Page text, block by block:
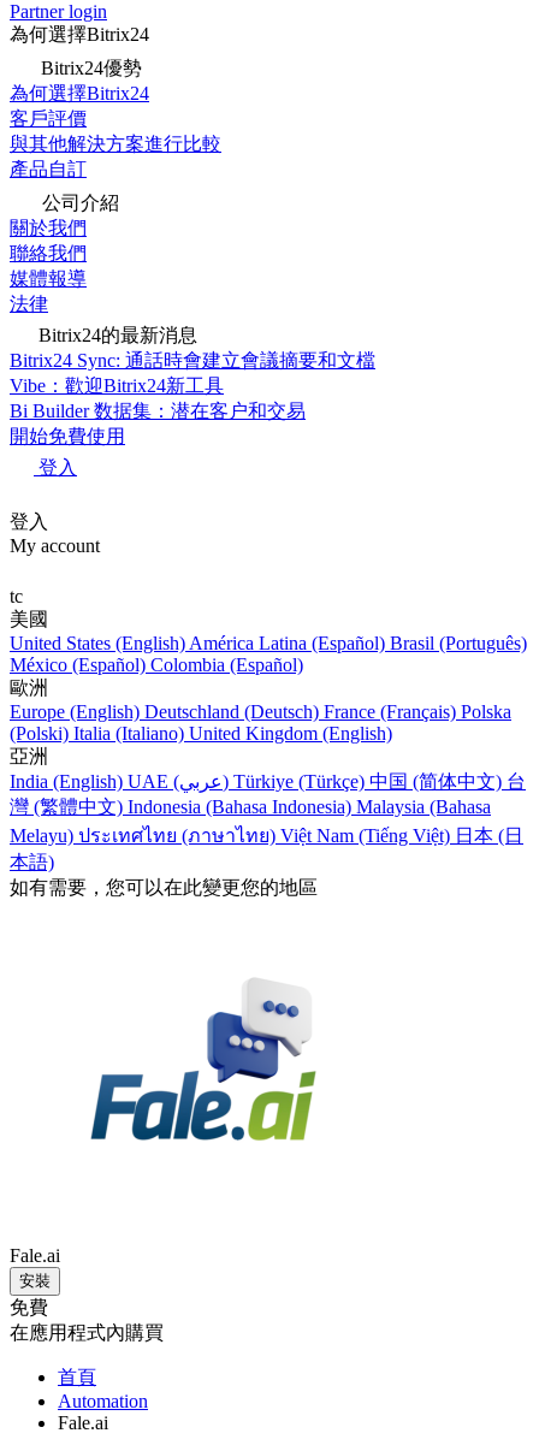
Partner login
為何選擇Bitrix24
Bitrix24優勢
為何選擇Bitrix24
客戶評價
與其他解決方案進行比較
產品自訂
公司介紹
關於我們
聯絡我們
媒體報導
法律
Bitrix24的最新消息
Bitrix24 Sync: 通話時會建立會議摘要和文檔
Vibe：歡迎Bitrix24新工具
Bi Builder 数据集：潜在客户和交易
開始免費使用
登入
登入
My account
tc
美國
United States (English) América Latina (Español) Brasil (Português)
México (Español) Colombia (Español)
歐洲
Europe (English) Deutschland (Deutsch) France (Français) Polska
(Polski) Italia (Italiano) United Kingdom (English)
亞洲
India (English)
UAE (عربي) Türkiye (Türkçe) 中国 (简体中文) 台
灣 (繁體中文) Indonesia (Bahasa Indonesia) Malaysia (Bahasa
Melayu) ประเทศไทย (ภาษาไทย) Việt Nam (Tiếng Việt) 日本 (日
本語)
如有需要，您可以在此變更您的地區
Fale.ai
安裝
免費
在應用程式內購買
首頁
Automation
Fale.ai